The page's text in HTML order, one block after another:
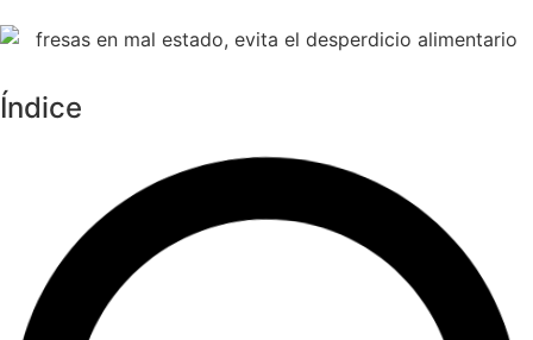
Índice